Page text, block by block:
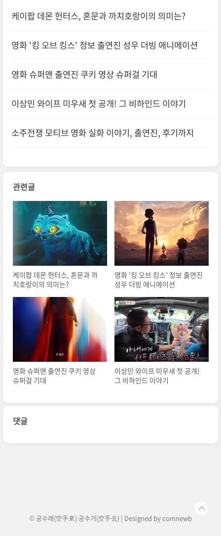
케이팝 데몬 헌터스, 혼문과 까치호랑이의 의미는?
영화 '킹 오브 킹스' 정보 출연진 성우 더빙 애니메이션
영화 슈퍼맨 출연진 쿠키 영상 슈퍼걸 기대
이상민 와이프 미우새 첫 공개! 그 비하인드 이야기
소주전쟁 모티브 영화 실화 이야기, 출연진, 후기까지
관련글
케이팝 데몬 헌터스, 혼문과 까
치호랑이의 의미는?
영화 '킹 오브 킹스' 정보 출연진
성우 더빙 애니메이션
영화 슈퍼맨 출연진 쿠키 영상
슈퍼걸 기대
이상민 와이프 미우새 첫 공개!
그 비하인드 이야기
댓글
© 공수래(空手來) 공수거(空手去) | Designed bycomnewb